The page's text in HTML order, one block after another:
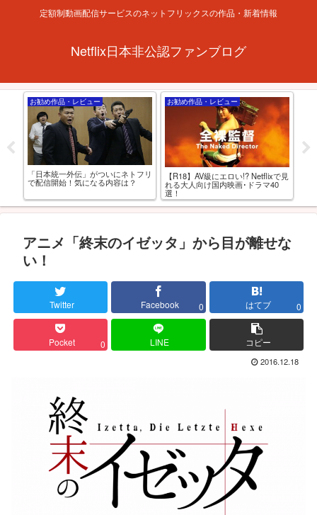
定額制動画配信サービスのネットフリックスの作品・新着情報
Netflix日本非公認ファンブログ
お勧め作品・レビュー
「日本統一外伝」がついにネトフリ
で配信開始！気になる内容は？
お勧め作品・レビュー
【R18】AV級にエロい!? Netflixで見
れる大人向け国内映画･ドラマ40
選！
アニメ「終末のイゼッタ」から目が離せな
い！
Twitter Facebook 0 はてブ 0
Pocket 0 LINE コピー
2016.12.18